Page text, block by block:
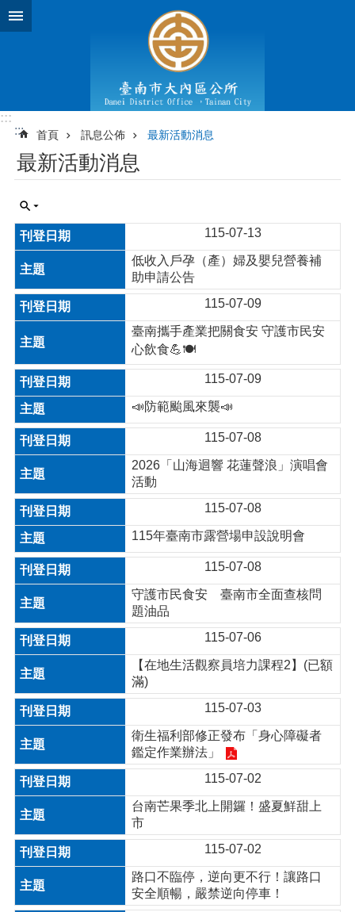
跳到主要內容區塊
:::
:::
首頁 訊息公佈 最新活動消息
最新活動消息
115-07-13
低收入戶孕（產）婦及嬰兒營養補
助申請公告
115-07-09
臺南攜手產業把關食安 守護市民安
心飲食💪🍽️
115-07-09
📣防範颱風來襲📣
115-07-08
2026「山海迴響 花蓮聲浪」演唱會
活動
115-07-08
115年臺南市露營場申設說明會
115-07-08
守護市民食安 臺南市全面查核問
題油品
115-07-06
【在地生活觀察員培力課程2】(已額
滿)
115-07-03
衛生福利部修正發布「身心障礙者
鑑定作業辦法」
115-07-02
台南芒果季北上開鑼！盛夏鮮甜上
市
115-07-02
路口不臨停，逆向更不行！讓路口
安全順暢，嚴禁逆向停車！